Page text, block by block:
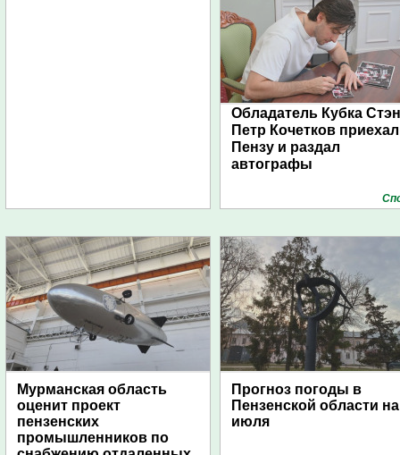
Обладатель Кубка
Петр Кочетков
Пензу и раздал
автографы
Мурманская область
оценит проект
пензенских
промышленников по
Прогноз погоды в
Пензенской области
июля